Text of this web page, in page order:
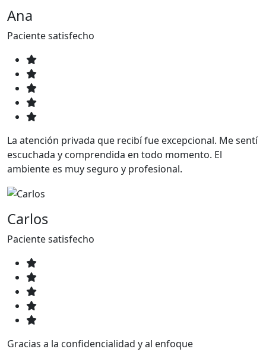
Ana
Paciente satisfecho
La atención privada que recibí fue excepcional. Me sentí
escuchada y comprendida en todo momento. El
ambiente es muy seguro y profesional.
Carlos
Paciente satisfecho
Gracias a la confidencialidad y al enfoque